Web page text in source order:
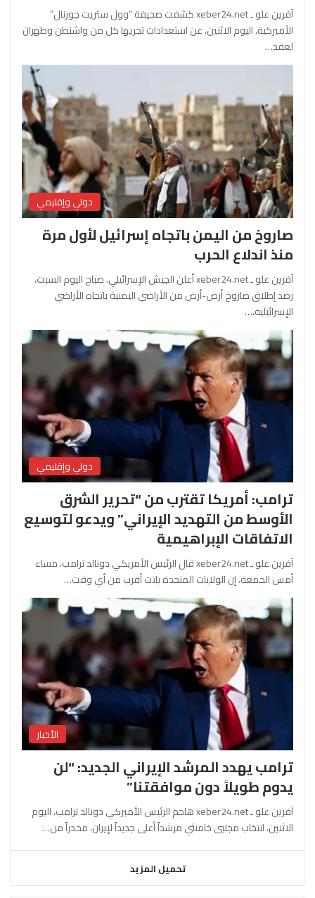
آفرين علو ـ xeber24.net كشفت صحيفة “وول ستريت جورنال”
الأميركية، اليوم الاثنين، عن استعدادات تجريها كل من واشنطن وطهران
لعقد…
دولي وإقليمي
صاروخ من اليمن باتجاه إسرائيل لأول مرة
منذ اندلاع الحرب
آفرين علو ـ xeber24.net أعلن الجيش الإسرائيلي، صباح اليوم السبت،
رصد إطلاق صاروخ أرض-أرض من الأراضي اليمنية باتجاه الأراضي
الإسرائيلية،…
دولي وإقليمي
ترامب: أمريكا تقترب من “تحرير الشرق
الأوسط من التهديد الإيراني” ويدعو لتوسيع
الاتفاقات الإبراهيمية
آفرين علو ـ xeber24.net قال الرئيس الأمريكي دونالد ترامب، مساء
أمس الجمعة، إن الولايات المتحدة باتت أقرب من أي وقت…
الأخبار
ترامب يهدد المرشد الإيراني الجديد: “لن
يدوم طويلاً دون موافقتنا”
آفرين علو ـ xeber24.net هاجم الرئيس الأميركي دونالد ترامب، اليوم
الاثنين، انتخاب مجتبى خامنئي مرشداً أعلى جديداً لإيران، محذراً من…
تحميل المزيد